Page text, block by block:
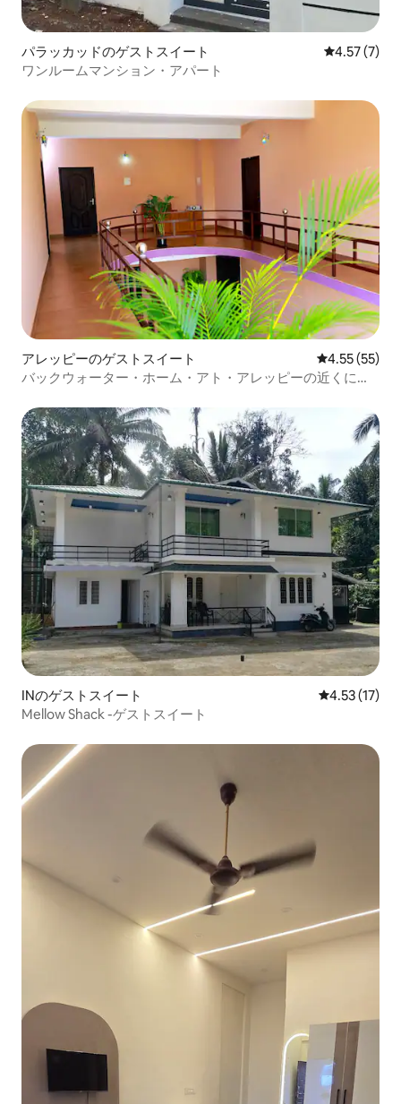
パラッカッドのゲストスイート レビュー7
4.57 (7)
ワンルームマンション・アパート
アレッピーのゲストスイート レビュー55
4.55 (55)
バックウォーター・ホーム・アト・アレッピーの近くに泊
INのゲストスイート レビュー17
4.53 (17)
Mellow Shack -ゲストスイート